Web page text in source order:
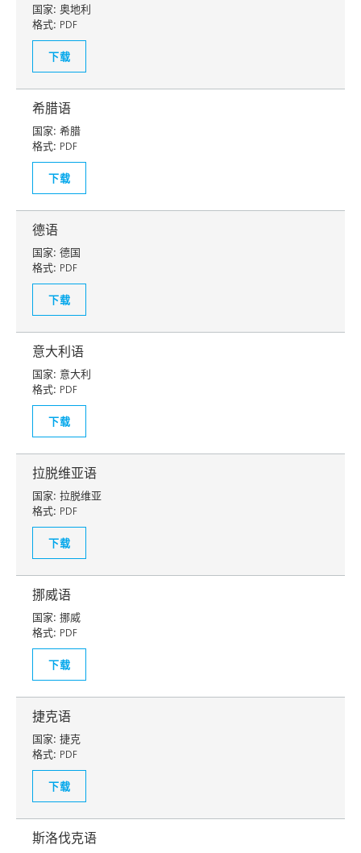
国家: 奥地利
格式: PDF
下载
希腊语
国家: 希腊
格式: PDF
下载
德语
国家: 德国
格式: PDF
下载
意大利语
国家: 意大利
格式: PDF
下载
拉脱维亚语
国家: 拉脱维亚
格式: PDF
下载
挪威语
国家: 挪威
格式: PDF
下载
捷克语
国家: 捷克
格式: PDF
下载
斯洛伐克语